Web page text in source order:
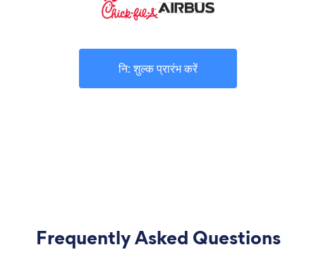
नि: शुल्क प्रारंभ करें
Frequently Asked Questions